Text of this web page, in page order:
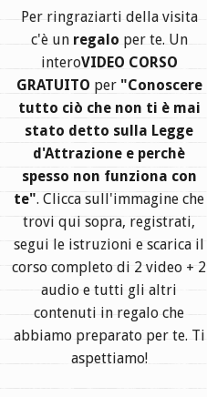
Per ringraziarti della visita
c'è un regalo per te. Un
interoVIDEO CORSO
GRATUITO per "Conoscere
tutto ciò che non ti è mai
stato detto sulla Legge
d'Attrazione e perchè
spesso non funziona con
te". Clicca sull'immagine che
trovi qui sopra, registrati,
segui le istruzioni e scarica il
corso completo di 2 video + 2
audio e tutti gli altri
contenuti in regalo che
abbiamo preparato per te. Ti
aspettiamo!